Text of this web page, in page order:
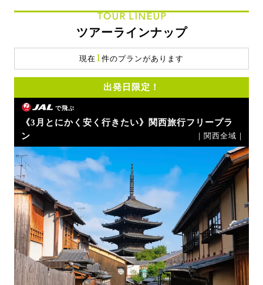
TOUR LINEUP
ツアーラインナップ
現在1件のプランがあります
出発日限定！
で飛ぶ
《3月とにかく安く行きたい》関西旅行フリープラ
ン
｜関西全域｜